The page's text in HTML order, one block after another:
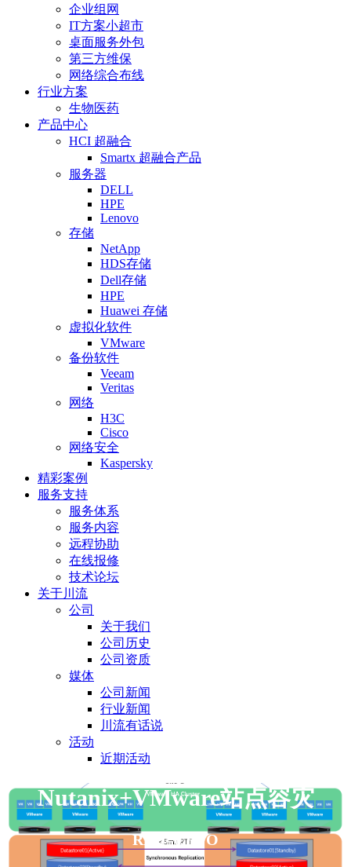
企业组网
IT方案小超市
桌面服务外包
第三方维保
网络综合布线
行业方案
生物医药
产品中心
HCI 超融合
Smartx 超融合产品
服务器
DELL
HPE
Lenovo
存储
NetApp
HDS存储
Dell存储
HPE
Huawei 存储
虚拟化软件
VMware
备份软件
Veeam
Veritas
网络
H3C
Cisco
网络安全
Kaspersky
精彩案例
服务支持
服务体系
服务内容
远程协助
在线报修
技术论坛
关于川流
公司
关于我们
公司历史
公司资质
媒体
公司新闻
行业新闻
川流有话说
活动
近期活动
Nutanix+VMware站点容灾
RPO=0,RTO